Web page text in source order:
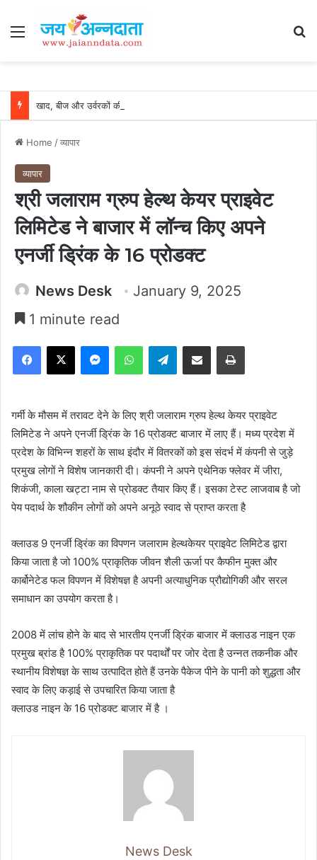
Menu
Home /व्यापार
व्यापार
श्री जलाराम ग्रुप हेल्थ केयर प्राइवेट
लिमिटेड ने बाजार में लॉन्च किए अपने
एनर्जी ड्रिंक के 16 प्रोडक्ट
News Desk
January 9, 2025
1 minute read
Facebook
X MessengerWhatsAppTelegramShare via Email Print
गर्मी के मौसम में तरावट देने के लिए श्री जलाराम ग्रुप हेल्थ केयर प्राइवेट
लिमिटेड ने अपने एनर्जी ड्रिंक के 16 प्रोडक्ट बाजार में लाए हैं। मध्य प्रदेश में
प्रदेश के विभिन्न शहरों के साथ इंदौर में वितरकों को इस संदर्भ में कंपनी से जुड़े
प्रमुख लोगों ने विशेष जानकारी दी। कंपनी ने अपने एथेनिक फ्लेवर में जीरा,
शिकंजी, काला खट्टा नाम से प्रोडक्ट तैयार किए हैं। इसका टेस्ट लाजवाब है जो
पेय पदार्थ के शौकीन लोगों को अपने अनूठे स्वाद से प्राप्त करता है
क्लाउड 9 एनर्जी ड्रिंक का विपणन जलाराम हेल्थकेयर प्राइवेट लिमिटेड द्वारा
किया जाता है जो 100% प्राकृतिक जीवन शैली ऊर्जा पर कैफीन मुक्त और
कार्बोनेटेड फल विपणन में विशेषज्ञ है अपनी अत्याधुनिक प्रौद्योगिकी और सरल
समाधान का उपयोग करता है।
2008 में लांच होने के बाद से भारतीय एनर्जी ड्रिंक बाजार में क्लाउड नाइन एक
प्रमुख ब्रांड है 100% प्राकृतिक पर पदार्थों पर जोर देता है उन्नत तकनीक और
स्थानीय विशेषज्ञ के साथ उत्पादित होते हैं उनके पैकेज पीने के पानी को शुद्धता और
स्वाद के लिए कड़ाई से उपचारित किया जाता है
क्लाउड नाइन के 16 प्रोडक्ट बाजार में है ।
News Desk